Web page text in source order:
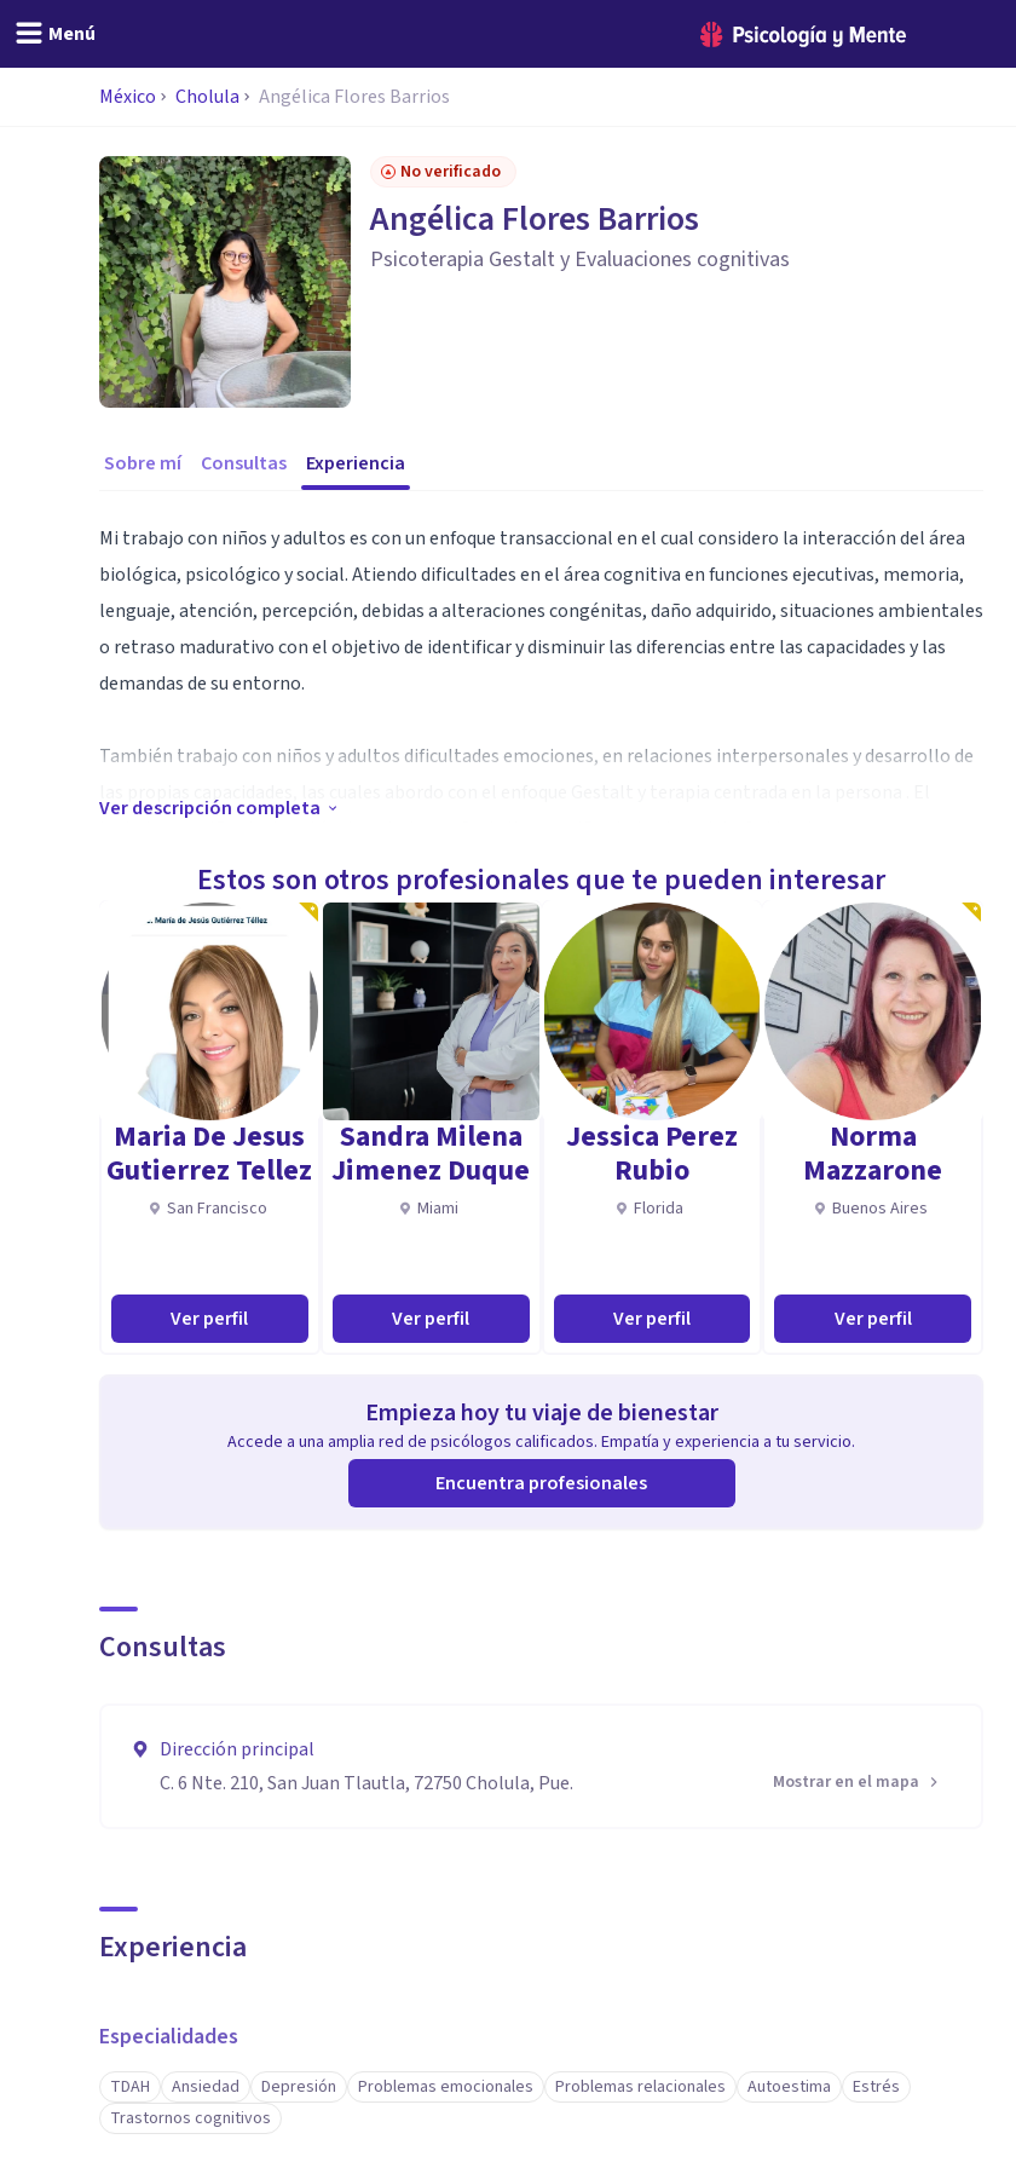
Menú
México Cholula Angélica Flores Barrios
No verificado
Angélica Flores Barrios
Psicoterapia Gestalt y Evaluaciones cognitivas
Sobre mí Consultas Experiencia
Mi trabajo con niños y adultos es con un enfoque transaccional en el cual considero la interacción del área
biológica, psicológico y social. Atiendo dificultades en el área cognitiva en funciones ejecutivas, memoria,
lenguaje, atención, percepción, debidas a alteraciones congénitas, daño adquirido, situaciones ambientales
o retraso madurativo con el objetivo de identificar y disminuir las diferencias entre las capacidades y las
demandas de su entorno.
También trabajo con niños y adultos dificultades emociones, en relaciones interpersonales y desarrollo de
Ver descripción completa
Estos son otros profesionales que te pueden interesar
Maria De Jesus
Gutierrez Tellez
San Francisco
Ver perfil
Sandra Milena
Jimenez Duque
Miami
Ver perfil
Jessica Perez
Rubio
Florida
Ver perfil
Norma
Mazzarone
Buenos Aires
Ver perfil
Empieza hoy tu viaje de bienestar
Accede a una amplia red de psicólogos calificados. Empatía y experiencia a tu servicio.
Encuentra profesionales
Consultas
Dirección principal
C. 6 Nte. 210, San Juan Tlautla, 72750 Cholula, Pue.
Mostrar en el mapa
Experiencia
Especialidades
TDAH Ansiedad Depresión Problemas emocionales Problemas relacionales Autoestima
Estrés
Trastornos cognitivos